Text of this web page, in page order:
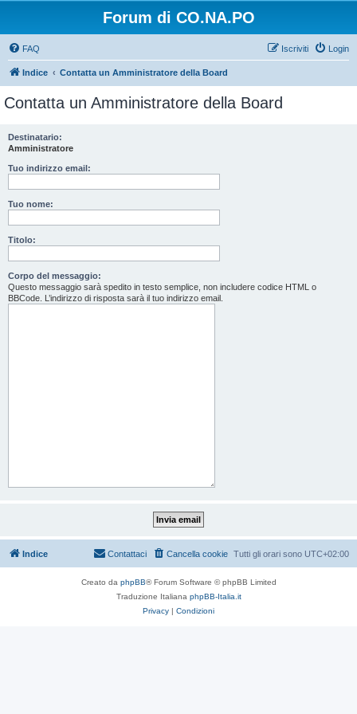
Forum di CO.NA.PO
FAQ Login
Iscriviti
Indice Contatta un Amministratore della Board
Contatta un Amministratore della Board
Destinatario:
Amministratore
Tuo indirizzo email:
Tuo nome:
Titolo:
Corpo del messaggio:
Questo messaggio sarà spedito in testo semplice, non includere codice HTML o
BBCode. L’indirizzo di risposta sarà il tuo indirizzo email.
Indice Tutti gli orari sono UTC+02:00
Cancella cookie
Contattaci
Creato da phpBB® Forum Software © phpBB Limited
Traduzione Italiana phpBB-Italia.it
Privacy | Condizioni